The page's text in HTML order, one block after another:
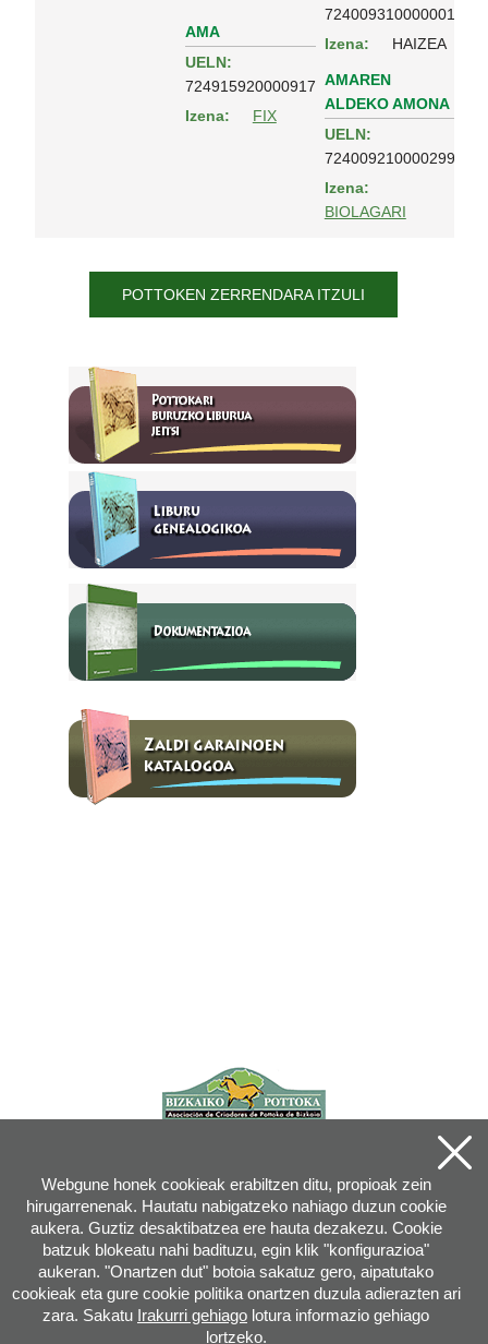
AMA
UELN:
724915920000917
Izena:
FIX
724009310000001
Izena:
HAIZEA
AMAREN
ALDEKO AMONA
UELN:
724009210000299
Izena:
BIOLAGARI
POTTOKEN ZERRENDARA ITZULI
Webgune honek cookieak erabiltzen ditu, propioak zein
hirugarrenenak. Hautatu nabigatzeko nahiago duzun cookie
aukera. Guztiz desaktibatzea ere hauta dezakezu. Cookie
batzuk blokeatu nahi badituzu, egin klik "konfigurazioa"
aukeran. "Onartzen dut" botoia sakatuz gero, aipatutako
cookieak eta gure cookie politika onartzen duzula adierazten ari
zara. Sakatu Irakurri gehiago lotura informazio gehiago
lortzeko.